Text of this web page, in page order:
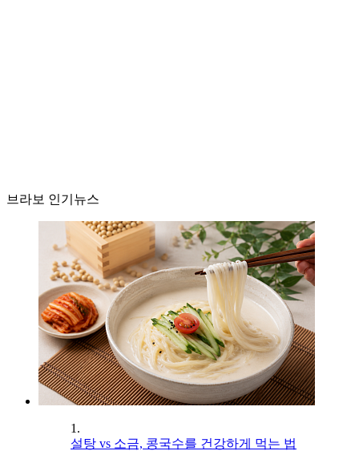
브라보 인기뉴스
1.
설탕 vs 소금, 콩국수를 건강하게 먹는 법